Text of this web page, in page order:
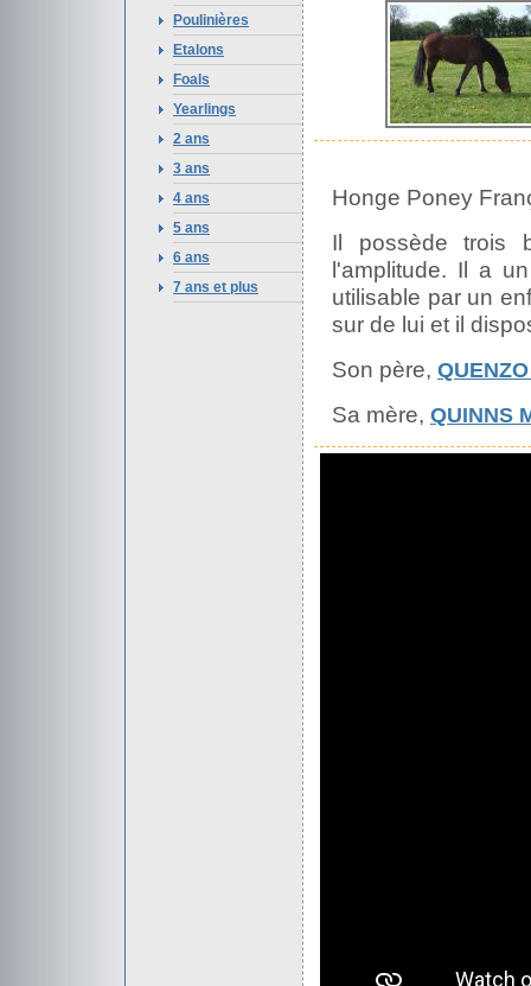
Poulinières
Etalons
Foals
Yearlings
2 ans
3 ans
4 ans
5 ans
6 ans
7 ans et plus
Honge Poney
Il possède trois
l'amplitude. Il a
utilisable par un
sur de lui et il
Son père,
Sa mère, QUINNS